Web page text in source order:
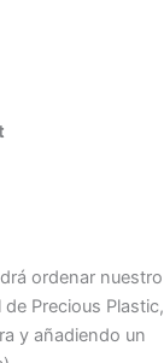
ordenar nuestro
Precious Plastic,
y añadiendo un